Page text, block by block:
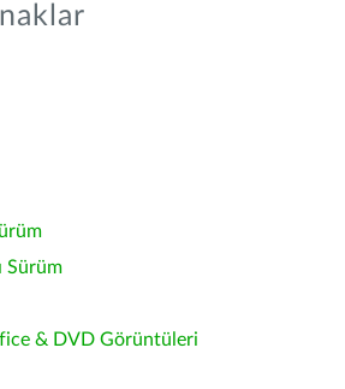
Sürüm
& DVD Görüntüleri